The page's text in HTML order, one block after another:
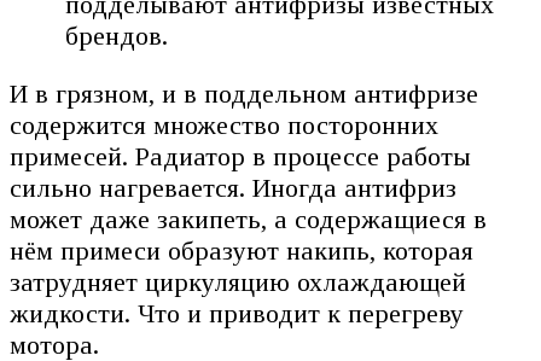
брендов.
И в грязном, и в поддельном антифризе
содержится множество посторонних
примесей. Радиатор в процессе работы
сильно нагревается. Иногда антифриз
может даже закипеть, а содержащиеся в
нём примеси образуют накипь, которая
затрудняет циркуляцию охлаждающей
жидкости. Что и приводит к перегреву
мотора.